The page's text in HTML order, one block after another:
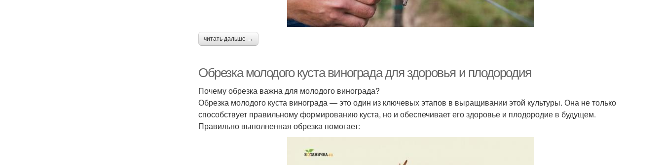
читать дальше →
Обрезка молодого куста винограда для здоровья и плодородия
Почему обрезка важна для молодого винограда?
Обрезка молодого куста винограда — это один из ключевых этапов в выращивании этой культуры. Она не только
способствует правильному формированию куста, но и обеспечивает его здоровье и плодородие в будущем.
Правильно выполненная обрезка помогает: